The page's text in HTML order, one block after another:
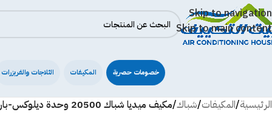
Skip to navigation
Skip to main content
خصومات حصرية المكيفات الثلاجات والفريزرات
الرئيسية/المكيفات/شباك/مكيف ميديا شباك 20500 وحدة ديلوكس-بارد Wdv24cwg